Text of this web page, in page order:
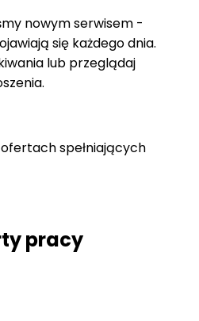
nowym serwisem -
się każdego dnia.
lub przeglądaj
spełniających
pracy